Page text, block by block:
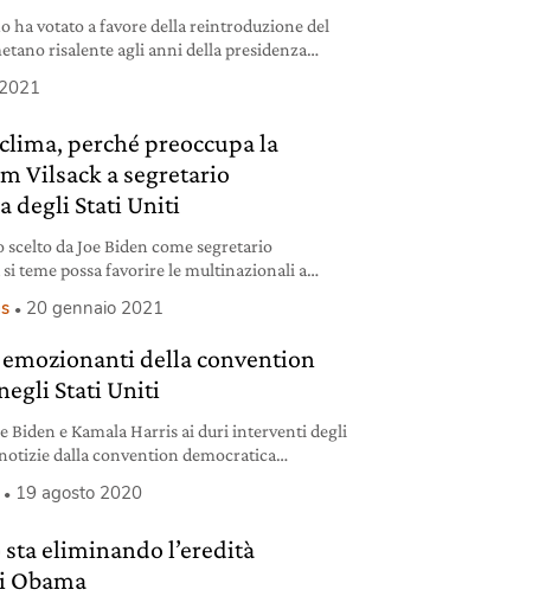
ha votato a favore della reintroduzione del
risalente agli anni della presidenza
perché preoccupa la
Vilsack a segretario
degli Stati Uniti
scelto da Joe Biden come segretario
teme possa favorire le multinazionali a
20 gennaio 2021
della convention
Stati Uniti
Biden e Kamala Harris ai duri interventi degli
dalla convention democratica
19 agosto 2020
eliminando l’eredità
Obama